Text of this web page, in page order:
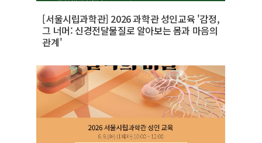
[서울시립과학관] 2026 과학관 성인교육 '감정,
그 너머: 신경전달물질로 알아보는 몸과 마음의
관계'